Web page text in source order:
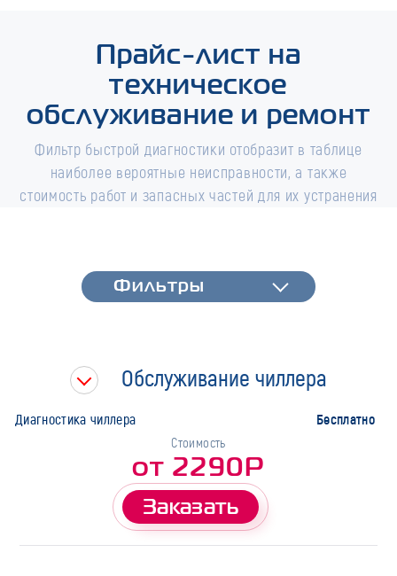
Прайс-лист на
техническое
обслуживание и ремонт
Фильтр быстрой диагностики отобразит в таблице
наиболее вероятные неисправности, а также
стоимость работ и запасных частей для их устранения
Фильтры
Фильтры
Обслуживание чиллера
Диагностика чиллера Бесплатно
Стоимость
от 2290Р
Заказать